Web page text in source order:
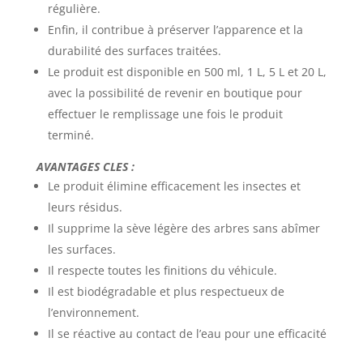
régulière.
Enfin, il contribue à préserver l’apparence et la
durabilité des surfaces traitées.
Le produit est disponible en 500 ml, 1 L, 5 L et 20 L,
avec la possibilité de revenir en boutique pour
effectuer le remplissage une fois le produit
terminé.
AVANTAGES CLES :
Le produit élimine efficacement les insectes et
leurs résidus.
Il supprime la sève légère des arbres sans abîmer
les surfaces.
Il respecte toutes les finitions du véhicule.
Il est biodégradable et plus respectueux de
l’environnement.
Il se réactive au contact de l’eau pour une efficacité